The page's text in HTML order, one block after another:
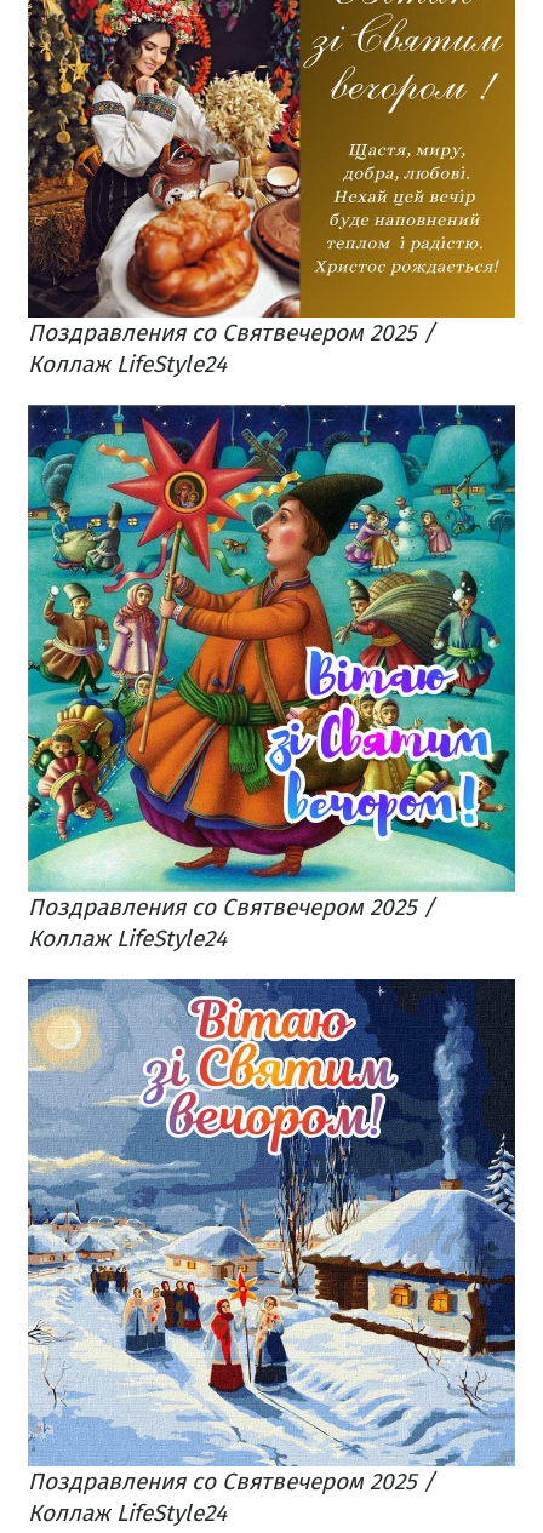
Поздравления со Святвечером 2025 /
Коллаж LifeStyle24
Поздравления со Святвечером 2025 /
Коллаж LifeStyle24
Поздравления со Святвечером 2025 /
Коллаж LifeStyle24